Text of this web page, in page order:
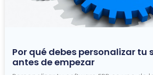
Por qué debes personalizar tu
antes de empezar